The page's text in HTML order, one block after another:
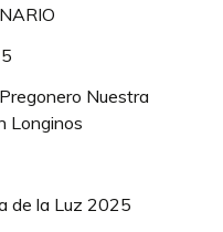
Nuestra
Longinos
de la Luz 2025